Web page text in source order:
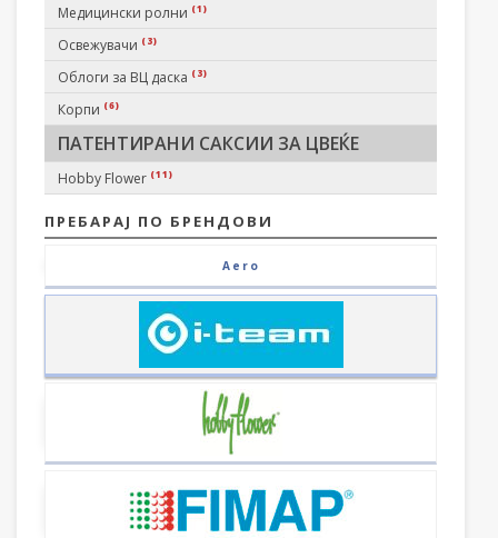
Медицински ролни (1)
Освежувачи (3)
Облоги за ВЦ даска (3)
Корпи (6)
ПАТЕНТИРАНИ САКСИИ ЗА ЦВЕЌЕ
Hobby Flower (11)
ПРЕБАРАЈ ПО БРЕНДОВИ
Aero